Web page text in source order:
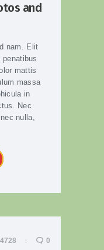
and
nam. Elit
mattis
massa
in
Nec
nulla,
0